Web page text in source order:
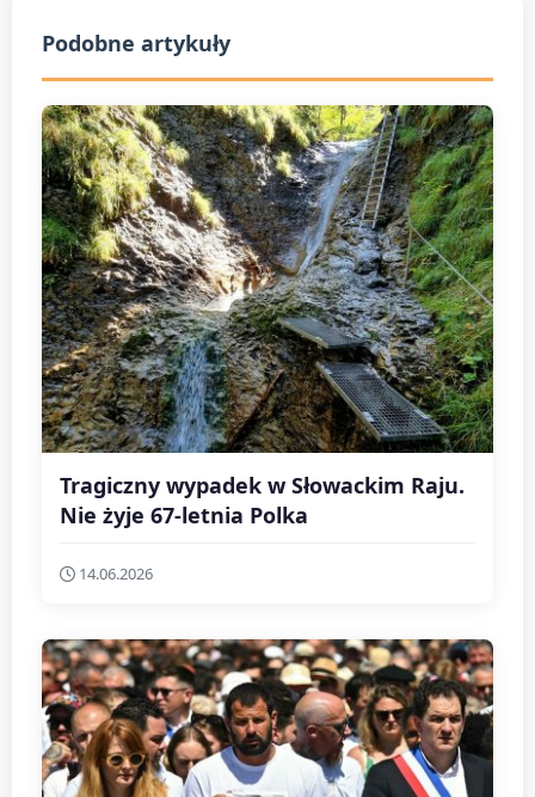
Podobne artykuły
Tragiczny wypadek w Słowackim Raju.
Nie żyje 67-letnia Polka
14.06.2026